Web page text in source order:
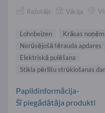
Ražotājs Vācija
Lohnbeizen Krāsas
Nerūsējošā tērauda apdares
Elektriskā pulēšana
Stikla pērlīšu strūklošanas
Papildinformācija-
Šī piegādātāja produkti